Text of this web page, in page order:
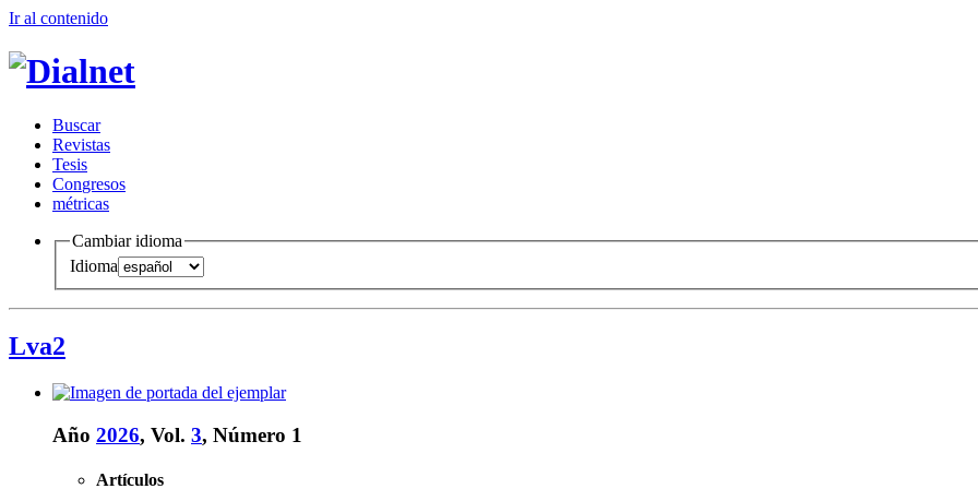
Ir al contenido
Buscar
Revistas
Tesis
Congresos
métricas
Cambiar idioma
Idioma
Lva2
Año 2026, Vol. 3, Número 1
Artículos